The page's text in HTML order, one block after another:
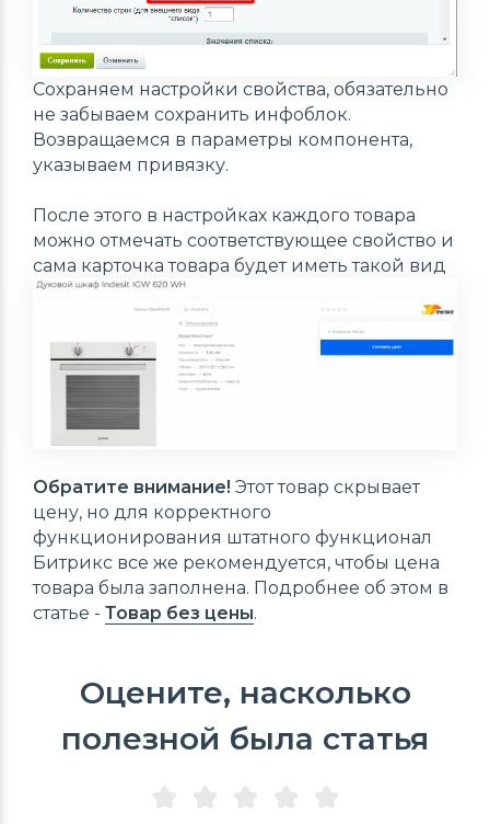
Сохраняем настройки свойства, обязательно
не забываем сохранить инфоблок.
Возвращаемся в параметры компонента,
указываем привязку.
После этого в настройках каждого товара
можно отмечать соответствующее свойство и
сама карточка товара будет иметь такой вид
Обратите внимание! Этот товар скрывает
цену, но для корректного
функционирования штатного функционал
Битрикс все же рекомендуется, чтобы цена
товара была заполнена. Подробнее об этом в
статье - Товар без цены.
Оцените, насколько
полезной была статья